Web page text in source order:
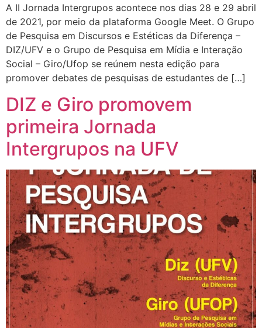
A II Jornada Intergrupos acontece nos dias 28 e 29 abril
de 2021, por meio da plataforma Google Meet. O Grupo
de Pesquisa em Discursos e Estéticas da Diferença –
DIZ/UFV e o Grupo de Pesquisa em Mídia e Interação
Social – Giro/Ufop se reúnem nesta edição para
promover debates de pesquisas de estudantes de […]
DIZ e Giro promovem
primeira Jornada
Intergrupos na UFV